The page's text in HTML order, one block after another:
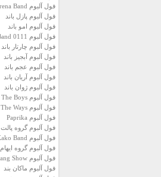
فول آلبوم 7th Arena Band
فول آلبوم پازل باند
فول آلبوم امو باند
فول آلبوم 0111 Band
فول آلبوم چارتار باند
فول آلبوم آبجيز باند
فول آلبوم عجم باند
فول آلبوم آريان باند
فول آلبوم ژوان باند
فول آلبوم The Boys
فول آلبوم The Ways
فول آلبوم Paprika
فول آلبوم گروه پالت
فول آلبوم Kako Band
فول آلبوم گروه ایهام
فول آلبوم Dang Show
فول آلبوم ماکان بند